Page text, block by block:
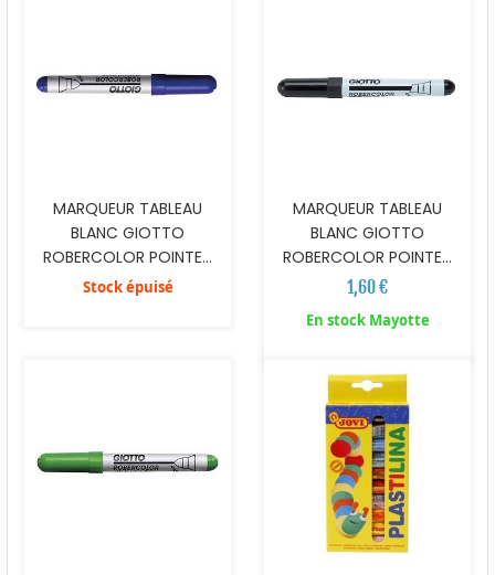
MARQUEUR TABLEAU
BLANC GIOTTO
ROBERCOLOR POINTE...
Stock épuisé
MARQUEUR TABLEAU
BLANC GIOTTO
ROBERCOLOR POINTE...
1,60 €
En stock Mayotte